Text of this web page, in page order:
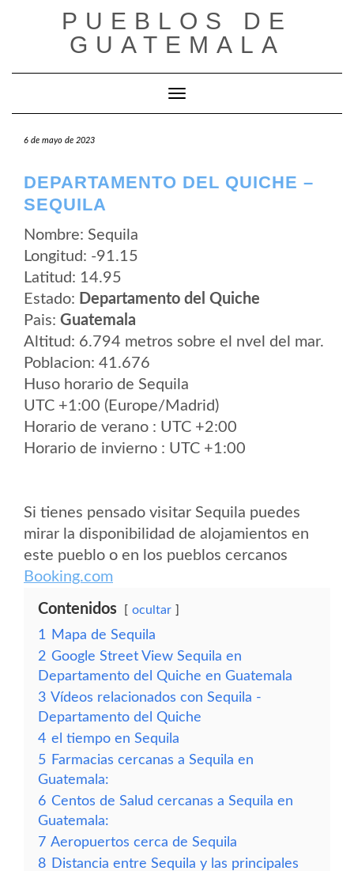
PUEBLOS DE
GUATEMALA
Cambiar modo de navegación
6 de mayo de 2023
DEPARTAMENTO DEL QUICHE –
SEQUILA
Nombre: Sequila
Longitud: -91.15
Latitud: 14.95
Estado: Departamento del Quiche
Pais: Guatemala
Altitud: 6.794 metros sobre el nvel del mar.
Poblacion: 41.676
Huso horario de Sequila
UTC +1:00 (Europe/Madrid)
Horario de verano : UTC +2:00
Horario de invierno : UTC +1:00
Si tienes pensado visitar Sequila puedes
mirar la disponibilidad de alojamientos en
este pueblo o en los pueblos cercanos
Booking.com
Contenidos ocultar
1
Mapa de Sequila
2 Google Street View Sequila en
Departamento del Quiche en Guatemala
3 Vídeos relacionados con Sequila -
Departamento del Quiche
4 el tiempo en Sequila
5 Farmacias cercanas a Sequila en
Guatemala:
6 Centos de Salud cercanas a Sequila en
Guatemala:
7 Aeropuertos cerca de Sequila
8 Distancia entre Sequila y las principales